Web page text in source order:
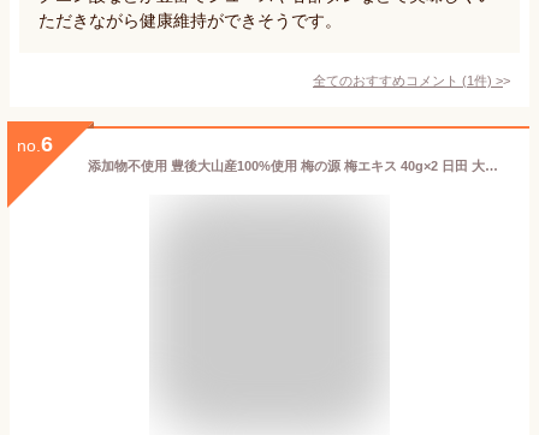
ただきながら健康維持ができそうです。
全てのおすすめコメント (1件) >
no. 6
添加物不使用 豊後大山産100%使用 梅の源 梅エキス 40g×2 日田 大山町 大分県 うめ 梅肉エキス 液状 ながお梅園【送料込】